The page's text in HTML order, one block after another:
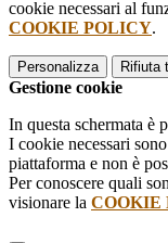
cookie necessari al
COOKIE POLICY.
Personalizza Rifiuta
Gestione cookie
In questa schermata è
I cookie necessari
piattaforma e non è
Per conoscere quali
visionare la COOKIE